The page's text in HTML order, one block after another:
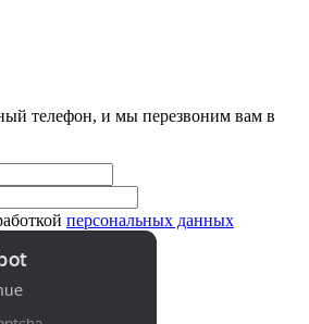
телефон, и мы перезвоним вам в
персональных данных